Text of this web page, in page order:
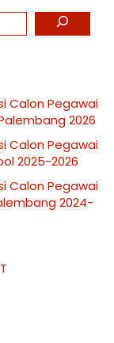
Calon Pegawai
2026
Calon Pegawai
2025-2026
Calon Pegawai
2024-